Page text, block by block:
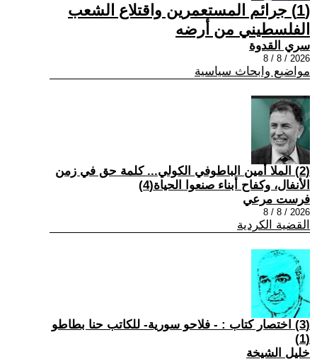
(1) جرائم المستعمرين واقتلاع الشعب
الفلسطيني من أرضه
سري القدوة
2026 / 8 / 8
مواضيع وابحاث سياسية
(2) الملا أمين الباطوفي الكولي... كلمة حق في زمن
الأنفال، وكفاح أبناء صنعوا الحياة(4)
فرست مرعي
2026 / 8 / 8
القضية الكردية
(3) اختصار كتاب : - فلاحو سورية- للكاتب حنا بطاطو
(1)
خليل الشيخة